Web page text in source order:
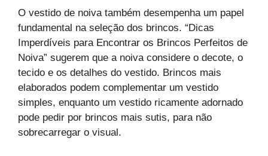
O vestido de noiva também desempenha um papel
fundamental na seleção dos brincos. “Dicas
Imperdíveis para Encontrar os Brincos Perfeitos de
Noiva” sugerem que a noiva considere o decote, o
tecido e os detalhes do vestido. Brincos mais
elaborados podem complementar um vestido
simples, enquanto um vestido ricamente adornado
pode pedir por brincos mais sutis, para não
sobrecarregar o visual.